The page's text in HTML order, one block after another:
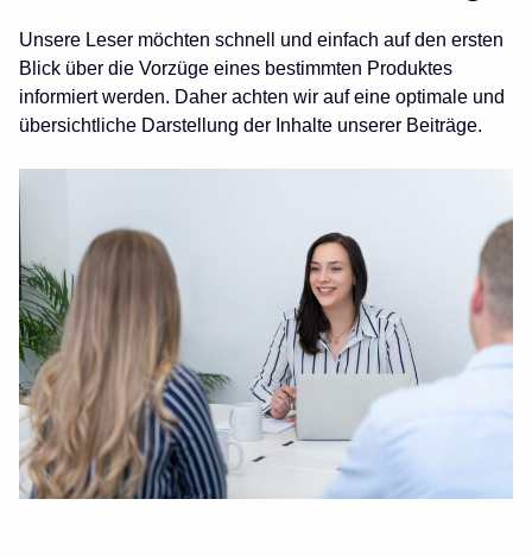
Unsere Leser möchten schnell und einfach auf den ersten
Blick über die Vorzüge eines bestimmten Produktes
informiert werden. Daher achten wir auf eine optimale und
übersichtliche Darstellung der Inhalte unserer Beiträge.